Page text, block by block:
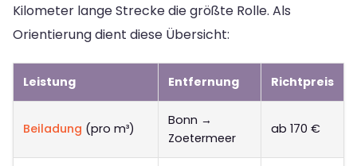
Kilometer lange Strecke die größte Rolle. Als
Orientierung dient diese Übersicht:
Leistung Entfernung Richtpreis
Beiladung (pro m³)
Bonn →
Zoetermeer
ab 170 €